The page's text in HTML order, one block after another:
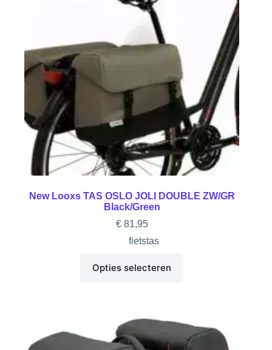
New Looxs TAS OSLO JOLI DOUBLE ZW/GR
Black/Green
€81,95
fietstas
Opties selecteren